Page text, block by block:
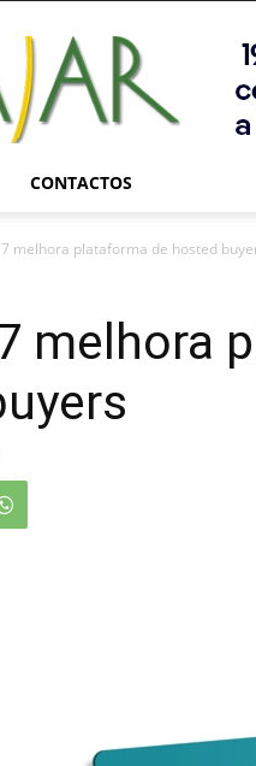
Viajar
Magazine
Online
CONTACTOS
melhora plataforma de hosted
melhora